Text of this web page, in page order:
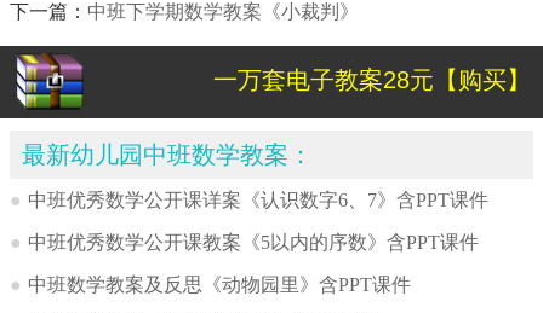
下一篇： 中班下学期数学教案《小裁判》
一万套电子教案28元【购买】
最新幼儿园中班数学教案：
● 中班优秀数学公开课详案《认识数字6、7》含PPT课件
● 中班优秀数学公开课教案《5以内的序数》含PPT课件
● 中班数学教案及反思《动物园里》含PPT课件